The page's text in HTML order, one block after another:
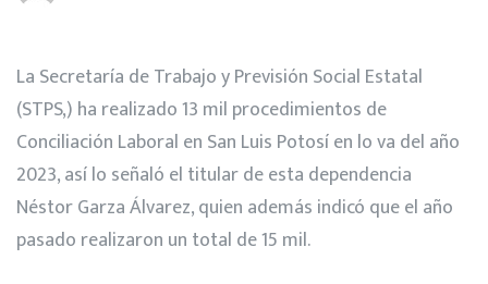
La Secretaría de Trabajo y Previsión Social Estatal
(STPS,) ha realizado 13 mil procedimientos de
Conciliación Laboral en San Luis Potosí en lo va del año
2023, así lo señaló el titular de esta dependencia
Néstor Garza Álvarez, quien además indicó que el año
pasado realizaron un total de 15 mil.